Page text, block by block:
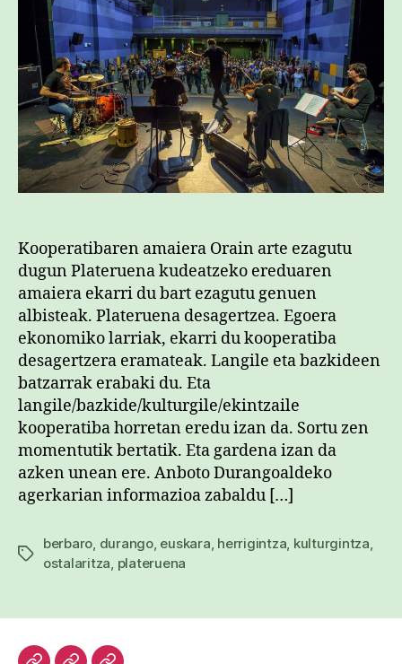
Kooperatibaren amaiera Orain arte ezagutu
dugun Plateruena kudeatzeko ereduaren
amaiera ekarri du bart ezagutu genuen
albisteak. Plateruena desagertzea. Egoera
ekonomiko larriak, ekarri du kooperatiba
desagertzera eramateak. Langile eta bazkideen
batzarrak erabaki du. Eta
langile/bazkide/kulturgile/ekintzaile
kooperatiba horretan eredu izan da. Sortu zen
momentutik bertatik. Eta gardena izan da
azken unean ere. Anboto Durangoaldeko
agerkarian informazioa zabaldu […]
Etiketak
berbaro, durango, euskara, herrigintza, kulturgintza,
ostalaritza, plateruena